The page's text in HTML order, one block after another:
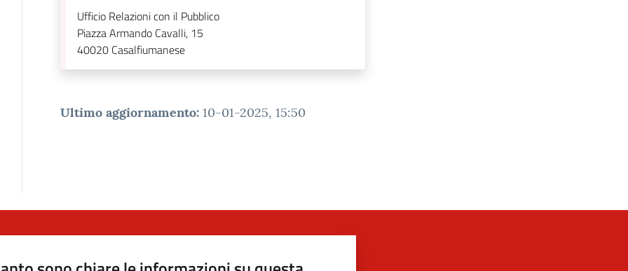
Ufficio Relazioni con il Pubblico
Piazza Armando Cavalli, 15
40020 Casalfiumanese
Ultimo aggiornamento: 10-01-2025, 15:50